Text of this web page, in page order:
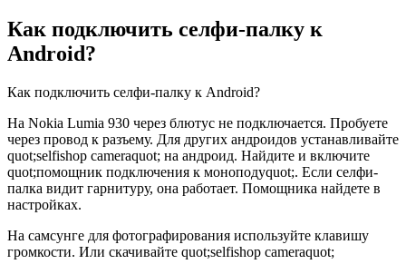
Как подключить селфи-палку к
Android?
Как подключить селфи-палку к Android?
На Nokia Lumia 930 через блютус не подключается. Пробуете
через провод к разъему. Для других андроидов устанавливайте
quot;selfishop cameraquot; на андроид. Найдите и включите
quot;помощник подключения к моноподуquot;. Если селфи-
палка видит гарнитуру, она работает. Помощника найдете в
настройках.
На самсунге для фотографирования используйте клавишу
громкости. Или скачивайте quot;selfishop cameraquot;